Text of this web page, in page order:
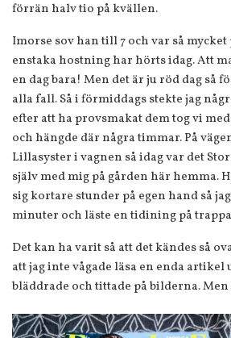
förrän halv tio på kvällen.
Imorse sov han till 7 och var så mycket
enstaka hostning har hörts idag. Att
en dag bara! Men det är ju röd dag så
alla fall. Så i förmiddags stekte jag
efter att ha provsmakat dem tog vi
och hängde där några timmar. På
Lillasyster i vagnen så idag var det
själv med mig på gården här hemma.
sig kortare stunder på egen hand så
minuter och läste en tidining på
Det kan ha varit så att det kändes så
att jag inte vågade läsa en enda artikel
bläddrade och tittade på bilderna.